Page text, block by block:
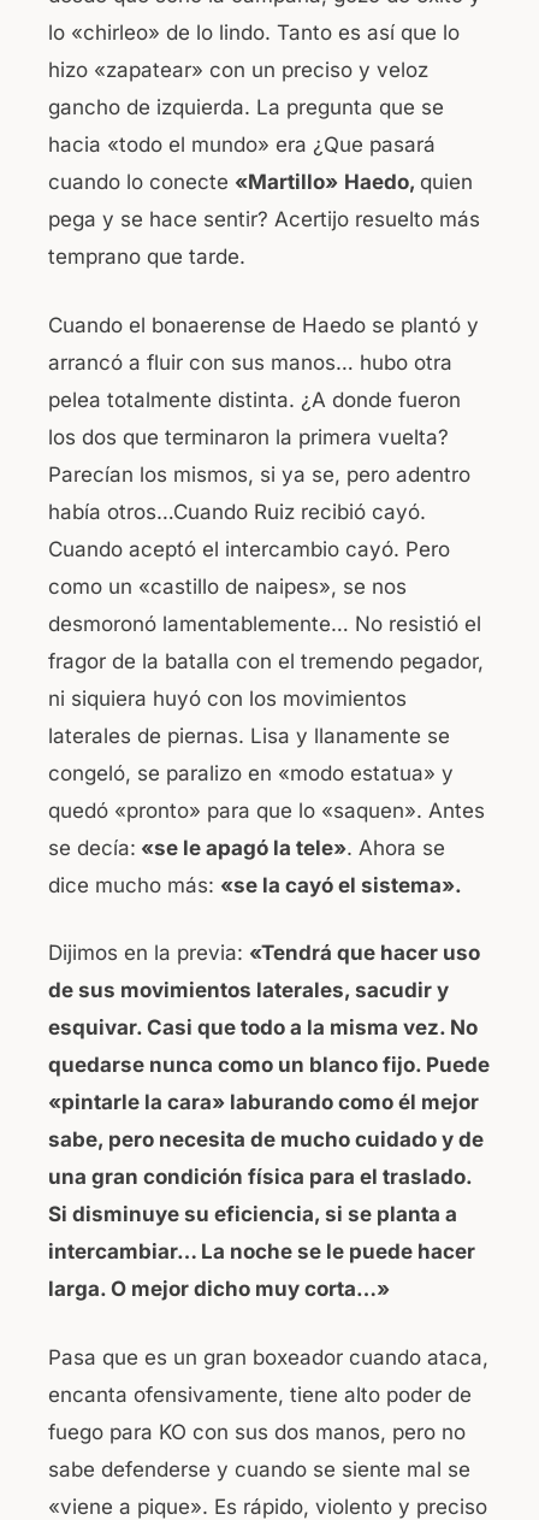
lo «chirleo» de lo lindo. Tanto es así que lo
hizo «zapatear» con un preciso y veloz
gancho de izquierda. La pregunta que se
hacia «todo el mundo» era ¿Que pasará
cuando lo conecte «Martillo» Haedo, quien
pega y se hace sentir? Acertijo resuelto más
temprano que tarde.
Cuando el bonaerense de Haedo se plantó y
arrancó a fluir con sus manos… hubo otra
pelea totalmente distinta. ¿A donde fueron
los dos que terminaron la primera vuelta?
Parecían los mismos, si ya se, pero adentro
había otros…Cuando Ruiz recibió cayó.
Cuando aceptó el intercambio cayó. Pero
como un «castillo de naipes», se nos
desmoronó lamentablemente… No resistió el
fragor de la batalla con el tremendo pegador,
ni siquiera huyó con los movimientos
laterales de piernas. Lisa y llanamente se
congeló, se paralizo en «modo estatua» y
quedó «pronto» para que lo «saquen». Antes
se decía: «se le apagó la tele». Ahora se
dice mucho más: «se la cayó el sistema».
Dijimos en la previa: «Tendrá que hacer uso
de sus movimientos laterales, sacudir y
esquivar. Casi que todo a la misma vez. No
quedarse nunca como un blanco fijo. Puede
«pintarle la cara» laburando como él mejor
sabe, pero necesita de mucho cuidado y de
una gran condición física para el traslado.
Si disminuye su eficiencia, si se planta a
intercambiar… La noche se le puede hacer
larga. O mejor dicho muy corta…»
Pasa que es un gran boxeador cuando ataca,
encanta ofensivamente, tiene alto poder de
fuego para KO con sus dos manos, pero no
sabe defenderse y cuando se siente mal se
«viene a pique». Es rápido, violento y preciso